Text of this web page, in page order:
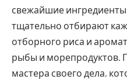
свежайшие
тщательно отбирают
отборного риса и
рыбы и морепродуктов.
мастера своего дела,